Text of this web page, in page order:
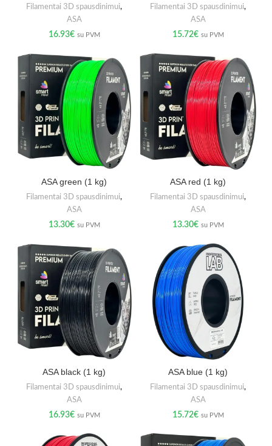
Filamentai 3D spausdinimui,
ASA
16.93€ su PVM
Filamentai 3D spausdinimui,
ASA
15.72€ su PVM
ASA green (1 kg)
Filamentai 3D spausdinimui,
ASA
13.30€ su PVM
ASA red (1 kg)
Filamentai 3D spausdinimui,
ASA
13.30€ su PVM
ASA black (1 kg)
Filamentai 3D spausdinimui,
ASA
16.93€ su PVM
ASA blue (1 kg)
Filamentai 3D spausdinimui,
ASA
15.72€ su PVM